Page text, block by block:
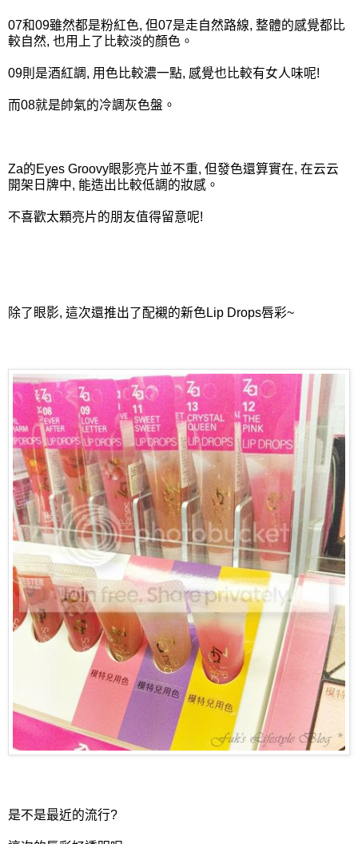
07和09雖然都是粉紅色, 但07是走自然路線, 整體的感覺都比
較自然, 也用上了比較淡的顏色。
09則是酒紅調, 用色比較濃一點, 感覺也比較有女人味呢!
而08就是帥氣的冷調灰色盤。
Za的Eyes Groovy眼影亮片並不重, 但發色還算實在, 在云云
開架日牌中, 能造出比較低調的妝感。
不喜歡太顆亮片的朋友值得留意呢!
除了眼影, 這次還推出了配襯的新色Lip Drops唇彩~
是不是最近的流行?